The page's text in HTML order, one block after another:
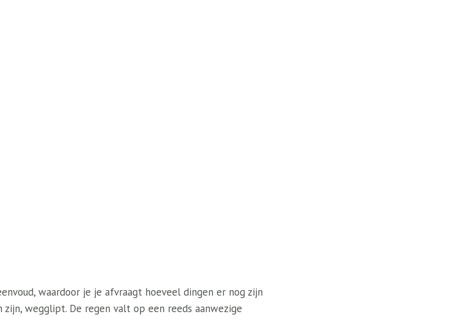
waardoor je je afvraagt ​​hoeveel dingen er nog zijn
wegglipt. De regen valt op een reeds aanwezige